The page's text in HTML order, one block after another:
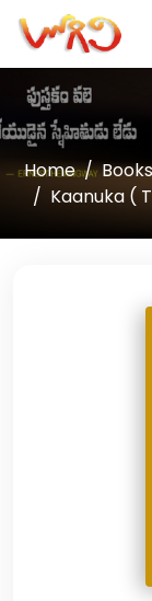
Home Books
Kaanuka (